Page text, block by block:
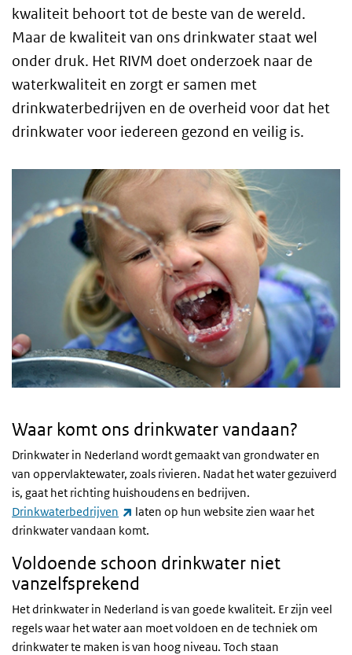
kwaliteit behoort tot de beste van de wereld.
Maar de kwaliteit van ons drinkwater staat wel
onder druk. Het RIVM doet onderzoek naar de
waterkwaliteit en zorgt er samen met
drinkwaterbedrijven en de overheid voor dat het
drinkwater voor iedereen gezond en veilig is.
Waar komt ons drinkwater vandaan?
Drinkwater in Nederland wordt gemaakt van grondwater en
van oppervlaktewater, zoals rivieren. Nadat het water gezuiverd
is, gaat het richting huishoudens en bedrijven.
Drinkwaterbedrijven
(externe link)
laten op hun website zien waar het
drinkwater vandaan komt.
Voldoende schoon drinkwater niet
vanzelfsprekend
Het drinkwater in Nederland is van goede kwaliteit. Er zijn veel
regels waar het water aan moet voldoen en de techniek om
drinkwater te maken is van hoog niveau. Toch staan